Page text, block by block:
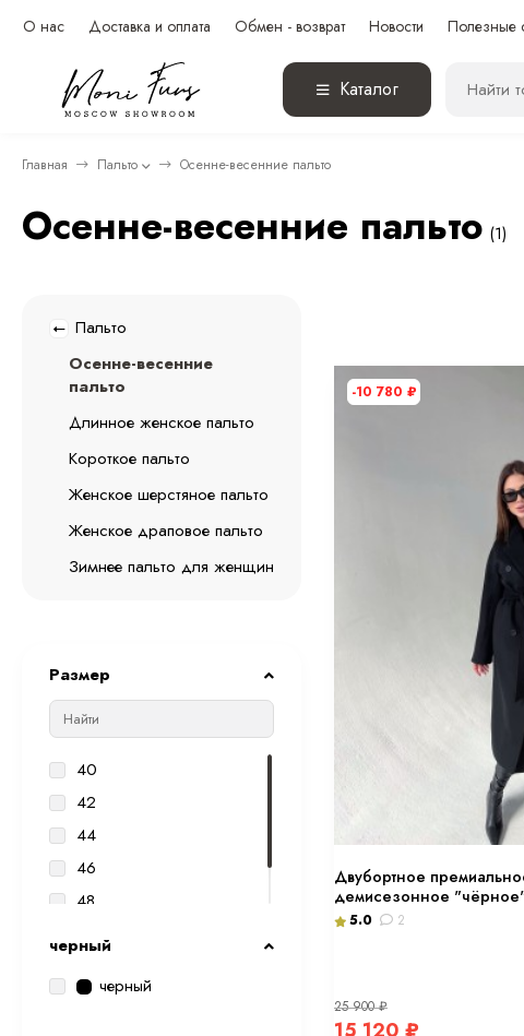
О нас Доставка и оплата Обмен - возврат Новости Полезные
Каталог
Главная Пальто Осенне-весенние пальто
Осенне-весенние пальто (1)
-10 780 ₽
Двубортное
демисезонное
5.0 2
25 900₽
Пальто
Осенне-весенние
пальто
Длинное женское пальто
Короткое пальто
Женское шерстяное пальто
Женское драповое пальто
Зимнее пальто для женщин
Размер
40
42
44
46
48
черный
черный